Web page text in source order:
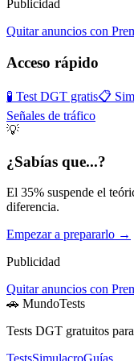
Publicidad
Quitar anuncios con
Acceso rápido
🧪 Test DGT gratis📋
Señales de tráfico
💡
¿Sabías que...?
El 35% suspende el
diferencia.
Empezar a prepararlo →
Publicidad
Quitar anuncios con
🚗 MundoTests
Tests DGT gratuitos